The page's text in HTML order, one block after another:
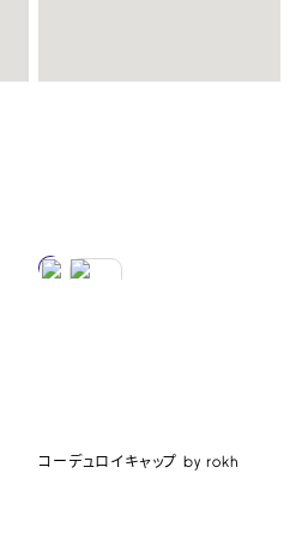
コーデュロイキャップ by rokh